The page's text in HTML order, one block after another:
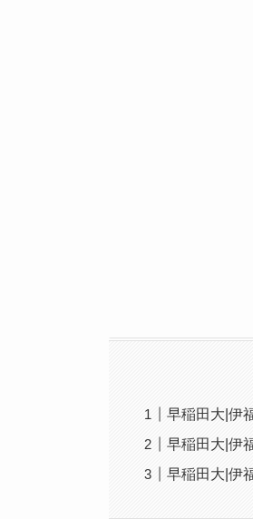
早稲田大|伊
早稲田大|伊
早稲田大|伊